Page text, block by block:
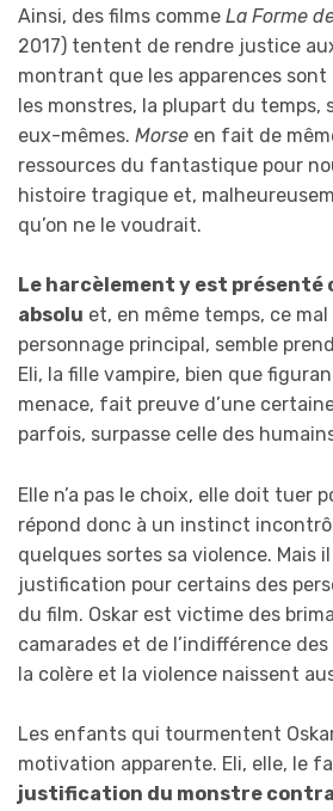
Ainsi, des films comme La Forme
2017) tentent de rendre justice
montrant que les apparences
les monstres, la plupart du temps,
eux-mêmes. Morse en fait de
ressources du fantastique pour
histoire tragique et,
qu’on ne le voudrait.
Le harcèlement y est présenté
absolu et, en même temps, ce
personnage principal, semble
Eli, la fille vampire, bien que
menace, fait preuve d’une
parfois, surpasse celle des
Elle n’a pas le choix, elle doit tuer
répond donc à un instinct
quelques sortes sa violence. Mais
justification pour certains des
du film. Oskar est victime des
camarades et de l’indifférence
la colère et la violence naissent
Les enfants qui tourmentent
motivation apparente. Eli, elle, le
justification du monstre